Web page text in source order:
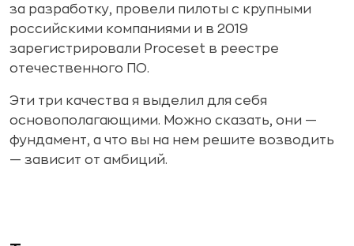
за разработку, провели пилоты с крупными
российскими компаниями и в 2019
зарегистрировали Proceset в реестре
отечественного ПО.
Эти три качества я выделил для себя
основополагающими. Можно сказать, они —
фундамент, а что вы на нем решите возводить
— зависит от амбиций.